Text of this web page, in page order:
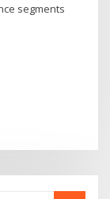
segments